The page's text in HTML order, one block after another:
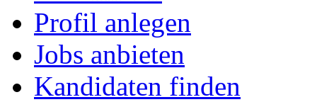
Profil anlegen
Jobs anbieten
Kandidaten finden